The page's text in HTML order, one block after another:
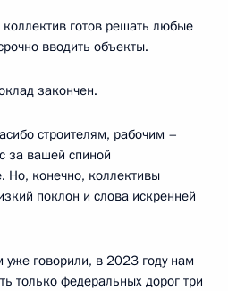
готов решать любые
вводить объекты.
закончен.
строителям, рабочим –
за вашей спиной
Но, конечно, коллективы
поклон и слова искренней
уже говорили, в 2023 году нам
только федеральных дорог три